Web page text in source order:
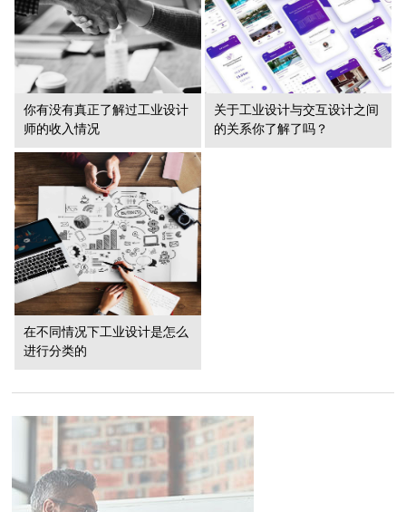
你有没有真正了解过工业设计
师的收入情况
关于工业设计与交互设计之间
的关系你了解了吗？
在不同情况下工业设计是怎么
进行分类的